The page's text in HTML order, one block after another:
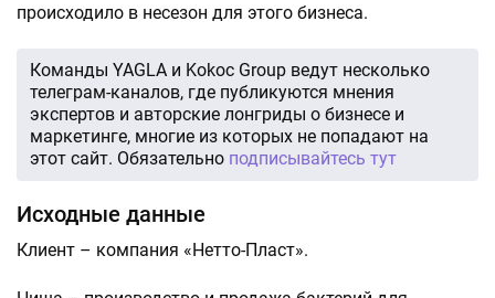
происходило в несезон для этого бизнеса.
Команды YAGLA и Kokoc Group ведут несколько
телеграм-каналов, где публикуются мнения
экспертов и авторские лонгриды о бизнесе и
маркетинге, многие из которых не попадают на
этот сайт. Обязательно подписывайтесь тут
Исходные данные
Клиент – компания «Нетто-Пласт».